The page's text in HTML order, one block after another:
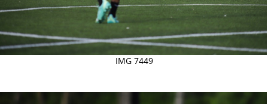
IMG 7449